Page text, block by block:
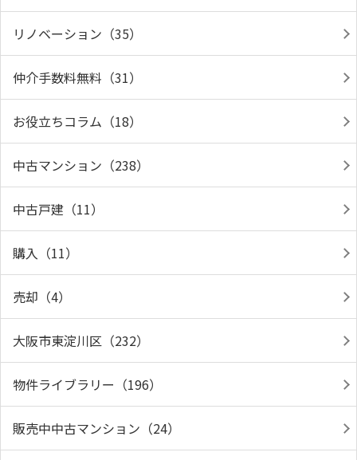
リノベーション（35）
仲介手数料無料（31）
お役立ちコラム（18）
中古マンション（238）
中古戸建（11）
購入（11）
売却（4）
大阪市東淀川区（232）
物件ライブラリー（196）
販売中中古マンション（24）